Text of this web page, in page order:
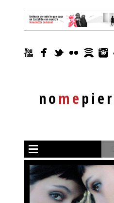
nome